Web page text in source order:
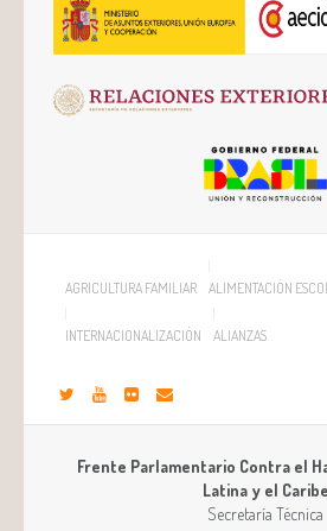
AGRICULTURA FAMILIAR ALIMENTACIÓN
INTERNACIONALIZACIÓN ALIANZAS
Frente Parlamentario Contra el
Latina y el Caribe
Secretaría Técnica